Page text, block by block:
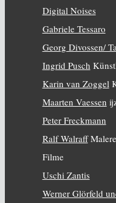
Digital Noises
Gabriele Tessaro
Georg Divossen/
Ingrid Pusch
Karin van Zoggel
Maarten Vaessen
Peter Freckmann
Ralf Walraff
Filme
Uschi Zantis
Werner Glörfeld